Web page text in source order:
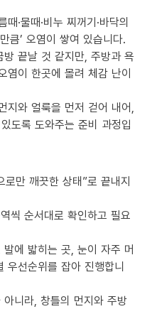
·물때·비누 찌꺼기·바닥의
큼’ 오염이 쌓여 있습니다.
끝날 것 같지만, 주방과 욕
염이 한곳에 몰려 체감 난이
지와 얼룩을 먼저 걷어 내어,
도록 도와주는 준비 과정입
만 깨끗한 상태”로 끝내지
씩 순서대로 확인하고 필요
에 밟히는 곳, 눈이 자주 머
우선순위를 잡아 진행합니
니라, 창틀의 먼지와 주방